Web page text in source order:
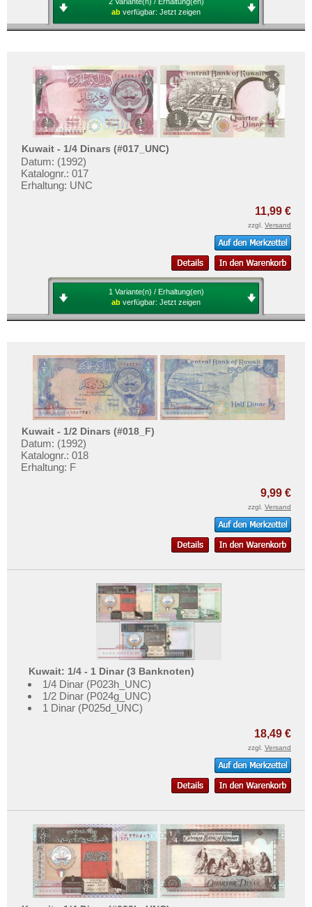
ab verfügbar: Jetzt zeigen
Kuwait - 1/4 Dinars (#017_UNC)
Datum: (1992)
Katalognr.: 017
Erhaltung: UNC
11,99 €
zzgl. Versand
1 Variante(n) / Erhaltung(en)
ab verfügbar: Jetzt zeigen
Kuwait - 1/2 Dinars (#018_F)
Datum: (1992)
Katalognr.: 018
Erhaltung: F
9,99 €
zzgl. Versand
Kuwait: 1/4 - 1 Dinar (3 Banknoten)
1/4 Dinar (P023h_UNC)
1/2 Dinar (P024g_UNC)
1 Dinar (P025d_UNC)
18,49 €
zzgl. Versand